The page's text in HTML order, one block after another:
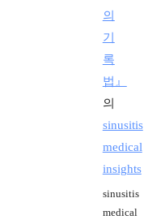
의
기
록
법』
의
sinusitis
medical
insights
sinusitis
medical